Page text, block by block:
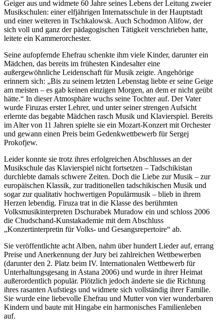
Geiger aus und widmete 60 Jahre seines Lebens der Leitung zweier
Musikschulen: einer elfjährigen Internatsschule in der Hauptstadt
und einer weiteren in Tschkalowsk. Auch Schodmon Alifow, der
sich voll und ganz der pädagogischen Tätigkeit verschrieben hatte,
leitete ein Kammerorchester.
Seine aufopfernde Ehefrau schenkte ihm viele Kinder, darunter ein
Mädchen, das bereits im frühesten Kindesalter eine
außergewöhnliche Leidenschaft für Musik zeigte. Angehörige
erinnern sich: „Bis zu seinem letzten Lebenstag liebte er seine Geige
am meisten – es gab keinen einzigen Morgen, an dem er nicht geübt
hätte.“ In dieser Atmosphäre wuchs seine Tochter auf. Der Vater
wurde Firuzas erster Lehrer, und unter seiner strengen Aufsicht
erlernte das begabte Mädchen rasch Musik und Klavierspiel. Bereits
im Alter von 11 Jahren spielte sie ein Mozart-Konzert mit Orchester
und gewann einen Preis beim Gedenkwettbewerb für Sergej
Prokofjew.
Leider konnte sie trotz ihres erfolgreichen Abschlusses an der
Musikschule das Klavierspiel nicht fortsetzen – Tadschikistan
durchlebte damals schwere Zeiten. Doch die Liebe zur Musik – zur
europäischen Klassik, zur traditionellen tadschikischen Musik und
sogar zur qualitativ hochwertigen Populärmusik – blieb in ihrem
Herzen lebendig. Firuza trat in die Klasse des berühmten
Volksmusikinterpreten Dschurabek Muradow ein und schloss 2006
die Chudschand-Kunstakademie mit dem Abschluss
„Konzertinterpretin für Volks- und Gesangsrepertoire“ ab.
Sie veröffentlichte acht Alben, nahm über hundert Lieder auf, errang
Preise und Anerkennung der Jury bei zahlreichen Wettbewerben
(darunter den 2. Platz beim IV. Internationalen Wettbewerb für
Unterhaltungsgesang in Astana 2006) und wurde in ihrer Heimat
außerordentlich populär. Plötzlich jedoch änderte sie die Richtung
ihres rasanten Aufstiegs und widmete sich vollständig ihrer Familie.
Sie wurde eine liebevolle Ehefrau und Mutter von vier wunderbaren
Kindern und baute mit Hingabe ein harmonisches Familienleben
auf.